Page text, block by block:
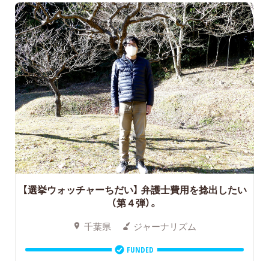
【選挙ウォッチャーちだい】 弁護士費用を捻出したい
（第４弾）。
千葉県 ジャーナリズム
FUNDED